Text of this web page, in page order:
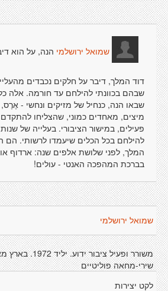
שמואל ירושלמי הנה, על הוא
שבהם בכוונתי להילחם עד חורמה. אלה
שבאו הנה, כנחיל של מזיקים ונחשי -
מיצים, מאחדים כמוני, שהצליחו להתקדם
להילחם בכל הכלים שיעמדו לרשותי. הם
המלך, לפני שלושת אלפים שנה: ארדוף
בברכת המהפכה האנטי - עולים!
שמואל ירושלמי
שירי-מחאה פוליטיים
לקט יצירות